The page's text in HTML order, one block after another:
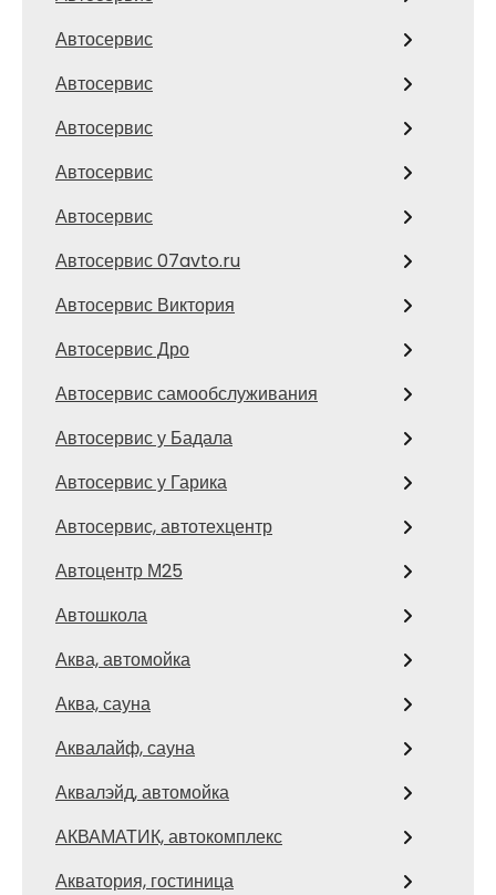
Автосервис
Автосервис
Автосервис
Автосервис
Автосервис
Автосервис 07avto.ru
Автосервис Виктория
Автосервис Дро
Автосервис самообслуживания
Автосервис у Бадала
Автосервис у Гарика
Автосервис, автотехцентр
Автоцентр М25
Автошкола
Аква, автомойка
Аква, сауна
Аквалайф, сауна
Аквалэйд, автомойка
АКВАМАТИК, автокомплекс
Акватория, гостиница